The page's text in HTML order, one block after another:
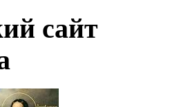
сайт